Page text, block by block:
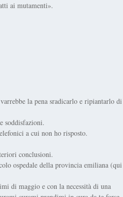
ai mutamenti».
la pena sradicarlo e ripiantarlo di
soddisfazioni.
a cui non ho risposto.
conclusioni.
ospedale della provincia emiliana (qui
di maggio e con la necessità di una